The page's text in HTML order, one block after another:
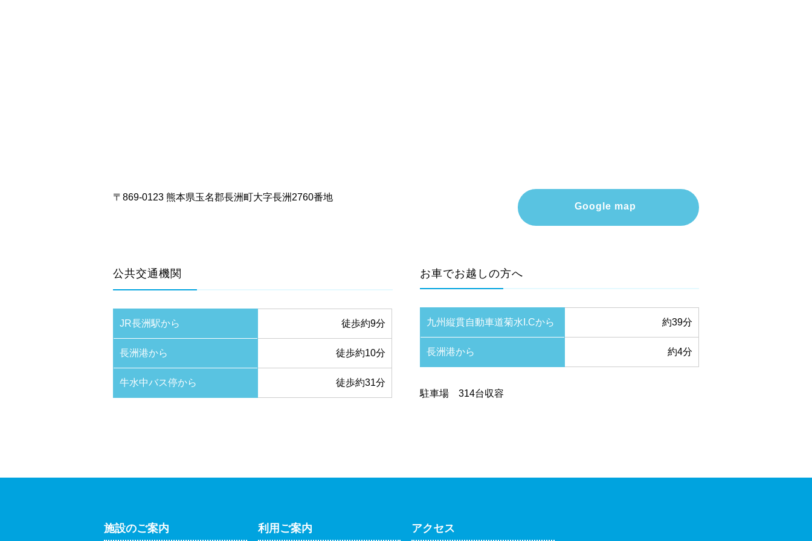
〒869-0123 熊本県玉名郡長洲町大字長洲2760番地
Google map
公共交通機関
JR長洲駅から 徒歩約9分
長洲港から 徒歩約10分
牛水中バス停から 徒歩約31分
お車でお越しの方へ
九州縦貫自動車道菊水I.Cから 約39分
長洲港から 約4分
駐車場 314台収容
施設のご案内 利用ご案内 アクセス